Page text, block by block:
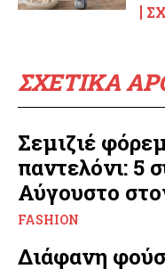
ΣΧΕΤΙΚΑ
Σεμιζιέ
παντελόνι: 5
Αύγουστο
FASHION
Διάφανη